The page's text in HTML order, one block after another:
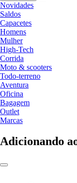
Novidades
Saldos
Capacetes
Homens
Mulher
High-Tech
Corrida
Moto & scooters
Todo-terreno
Aventura
Oficina
Bagagem
Outlet
Marcas
Adicionando